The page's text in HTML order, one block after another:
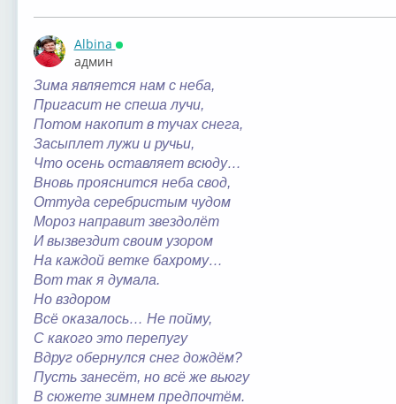
Albina
Онлайн
админ
Зима является нам с неба,
Пригасит не спеша лучи,
Потом накопит в тучах снега,
Засыплет лужи и ручьи,
Что осень оставляет всюду…
Вновь прояснится неба свод,
Оттуда серебристым чудом
Мороз направит звездолёт
И вызвездит своим узором
На каждой ветке бахрому…
Вот так я думала.
Но вздором
Всё оказалось… Не пойму,
С какого это перепугу
Вдруг обернулся снег дождём?
Пусть занесёт, но всё же вьюгу
В сюжете зимнем предпочтём.